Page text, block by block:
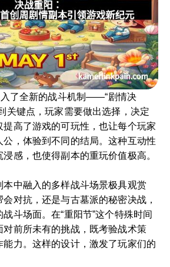
入了全新的战斗机制——“剧情决
关键点，玩家需要做出选择，决定
提高了游戏的可玩性，也让每个玩家
公，体验到不同的结局。这种互动性
感，也使得副本的重玩价值极高。
本中融入的多样战斗场景极具观赏
对抗，还是与古墓派的秘密决战，
斗场面。在“重阳节”这个特殊时间
对前所未有的挑战，既考验战术策
能力。这样的设计，激发了玩家们的